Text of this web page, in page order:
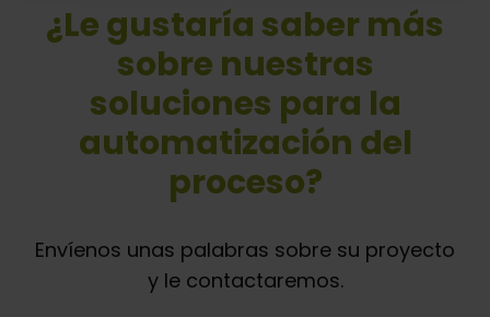
¿Le gustaría saber más
sobre nuestras
soluciones para la
automatización del
proceso?
Envíenos unas palabras sobre su proyecto
y le contactaremos.